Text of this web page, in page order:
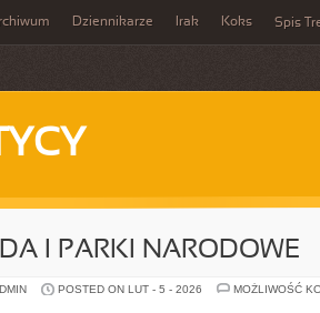
Dziennikarze Irak Koks Spis
I PARKI NARODOWE
POSTED ON LUT - 5 - 2026
MOŻLIWOŚĆ